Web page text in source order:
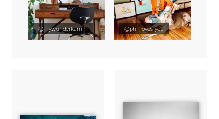
@mywunderkammer @phi_loves_you